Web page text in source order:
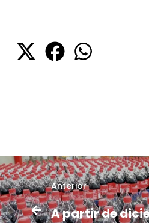
Anterior
A partir de